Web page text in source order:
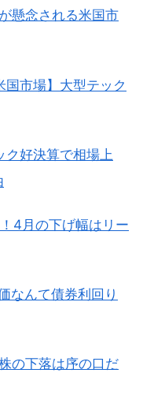
懸念される米国市
市場】大型テック
好決算で相場上
4月の下げ幅はリー
なんて債券利回り
の下落は序の口だ